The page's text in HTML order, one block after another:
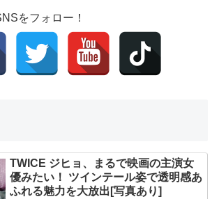
をフォロー！
TWICE ジヒョ、まるで映画の主演女
優みたい！ ツインテール姿で透明感あ
ふれる魅力を大放出[写真あり]